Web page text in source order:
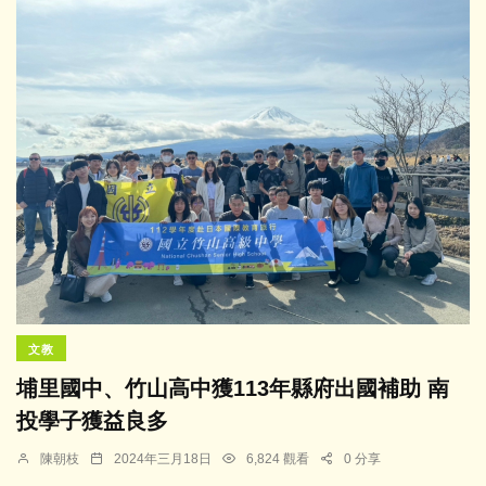
文教
埔里國中、竹山高中獲113年縣府出國補助 南
投學子獲益良多
陳朝枝 2024年三月18日 6,824 觀看 0 分享